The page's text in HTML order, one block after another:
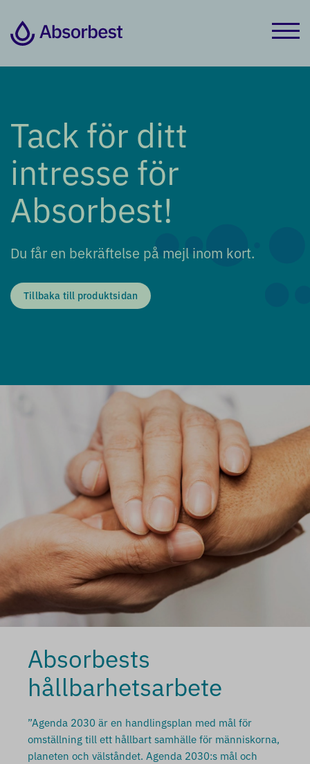
Tack för ditt
intresse för
Absorbest!
Du får en bekräftelse på mejl inom kort.
Tillbaka till produktsidan
Absorbests
hållbarhetsarbete
”Agenda 2030 är en handlingsplan med mål för
omställning till ett hållbart samhälle för människorna,
planeten och välståndet. Agenda 2030:s mål och